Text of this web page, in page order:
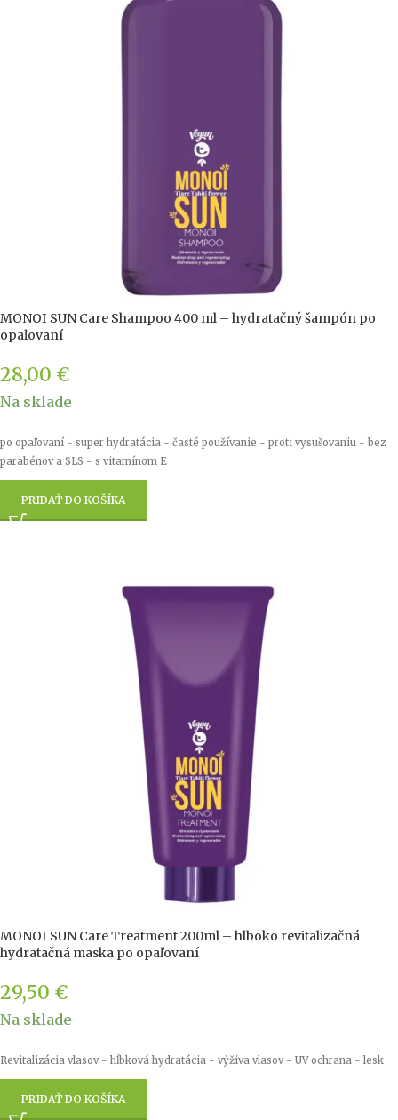
MONOI SUN Care Shampoo 400 ml – hydratačný šampón po
opaľovaní
28,00 €
Na sklade
po opaľovaní - super hydratácia - časté používanie - proti vysušovaniu - bez
parabénov a SLS - s vitamínom E
PRIDAŤ DO KOŠÍKA
MONOI SUN Care Treatment 200ml – hlboko revitalizačná
hydratačná maska po opaľovaní
29,50 €
Na sklade
Revitalizácia vlasov - hĺbková hydratácia - výživa vlasov - UV ochrana - lesk
PRIDAŤ DO KOŠÍKA